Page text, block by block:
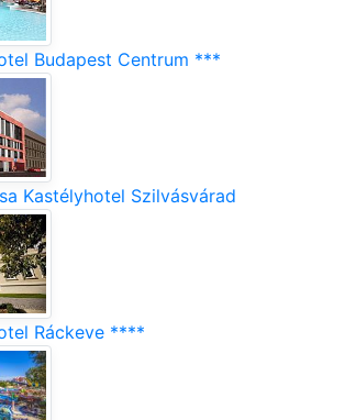
Budapest Centrum ***
Kastélyhotel Szilvásvárad
Ráckeve ****